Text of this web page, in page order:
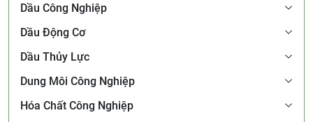
Dầu Công Nghiệp
Dầu Động Cơ
Dầu Thủy Lực
Dung Môi Công Nghiệp
Hóa Chất Công Nghiệp